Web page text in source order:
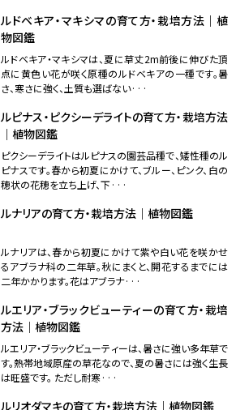
ルドベキア・マキシマの育て方・栽培方法｜植
物図鑑
ルドベキア・マキシマは、夏に草丈2m前後に伸びた頂
点に黄色い花が咲く原種のルドベキアの一種です。暑
さ、寒さに強く、土質も選ばない···
ルピナス・ピクシーデライトの育て方・栽培方法
｜植物図鑑
ピクシーデライトはルピナスの園芸品種で、矮性種のル
ピナスです。春から初夏にかけて、ブルー、ピンク、白の
穂状の花穂を立ち上げ、下···
ルナリアの育て方・栽培方法｜植物図鑑
ルナリアは、春から初夏にかけて紫や白い花を咲かせ
るアブラナ科の二年草。秋にまくと、開花するまでには
二年かかります。花はアブラナ···
ルエリア・ブラックビューティーの育て方・栽培
方法｜植物図鑑
ルエリア・ブラックビューティーは、暑さに強い多年草で
す。熱帯地域原産の草花なので、夏の暑さには強く生長
は旺盛です。 ただし耐寒···
ルリオダマキの育て方・栽培方法｜植物図鑑